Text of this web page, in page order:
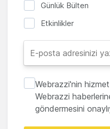
Günlük Bülten
Etkinlikler
Webrazzi'nin
Webrazzi
göndermesini